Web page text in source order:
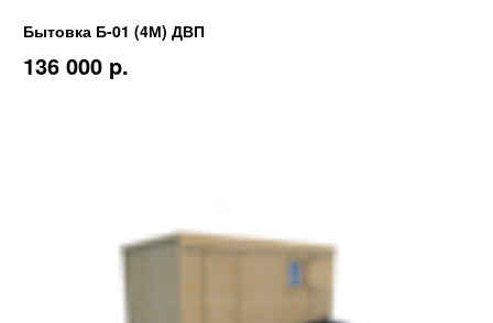
Бытовка Б-01 (4М) ДВП
136 000 p.